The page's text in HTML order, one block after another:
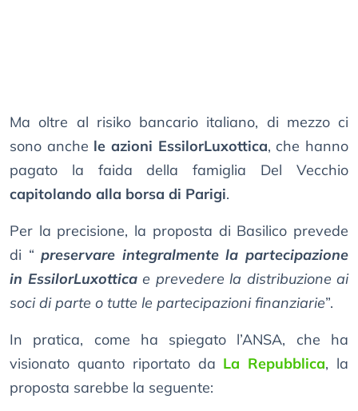
Ma oltre al risiko bancario italiano, di mezzo ci
sono anche le azioni EssilorLuxottica, che hanno
pagato la faida della famiglia Del Vecchio
capitolando alla borsa di Parigi.
Per la precisione, la proposta di Basilico prevede
di “ preservare integralmente la partecipazione
in EssilorLuxotticae prevedere la distribuzione ai
soci di parte o tutte le partecipazioni finanziarie”.
In pratica, come ha spiegato l’ANSA, che ha
visionato quanto riportato da La Repubblica, la
proposta sarebbe la seguente: